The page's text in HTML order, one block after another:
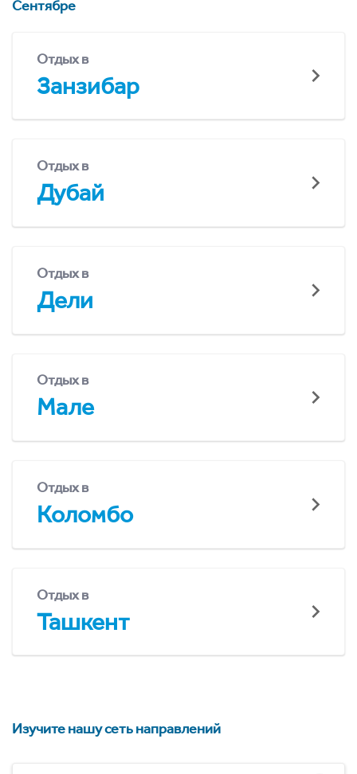
Сентябре
Отдых в
Занзибар
Отдых в
Дубай
Отдых в
Дели
Отдых в
Мале
Отдых в
Коломбо
Отдых в
Ташкент
Изучите нашу сеть направлений